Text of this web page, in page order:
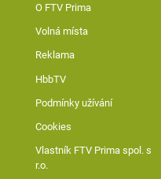
O FTV Prima
Volná místa
Reklama
HbbTV
Podmínky užívání
Cookies
Vlastník FTV Prima spol. s
r.o.